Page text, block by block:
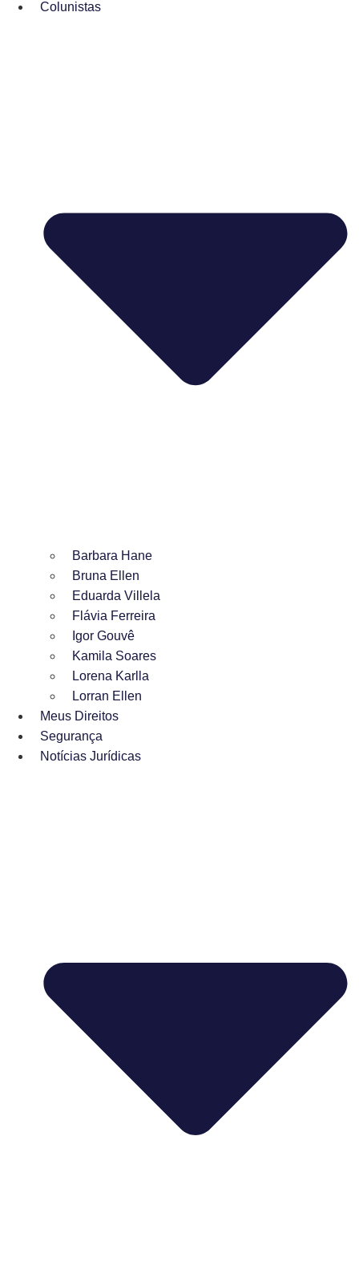
Colunistas
Barbara Hane
Bruna Ellen
Eduarda Villela
Flávia Ferreira
Igor Gouvê
Kamila Soares
Lorena Karlla
Lorran Ellen
Meus Direitos
Segurança
Notícias Jurídicas